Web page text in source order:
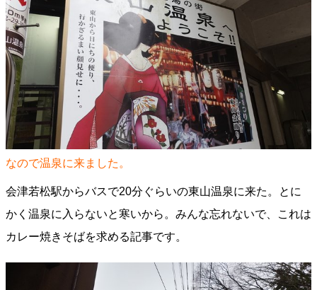
なので温泉に来ました。
会津若松駅からバスで20分ぐらいの東山温泉に来た。とに
かく温泉に入らないと寒いから。みんな忘れないで、これは
カレー焼きそばを求める記事です。